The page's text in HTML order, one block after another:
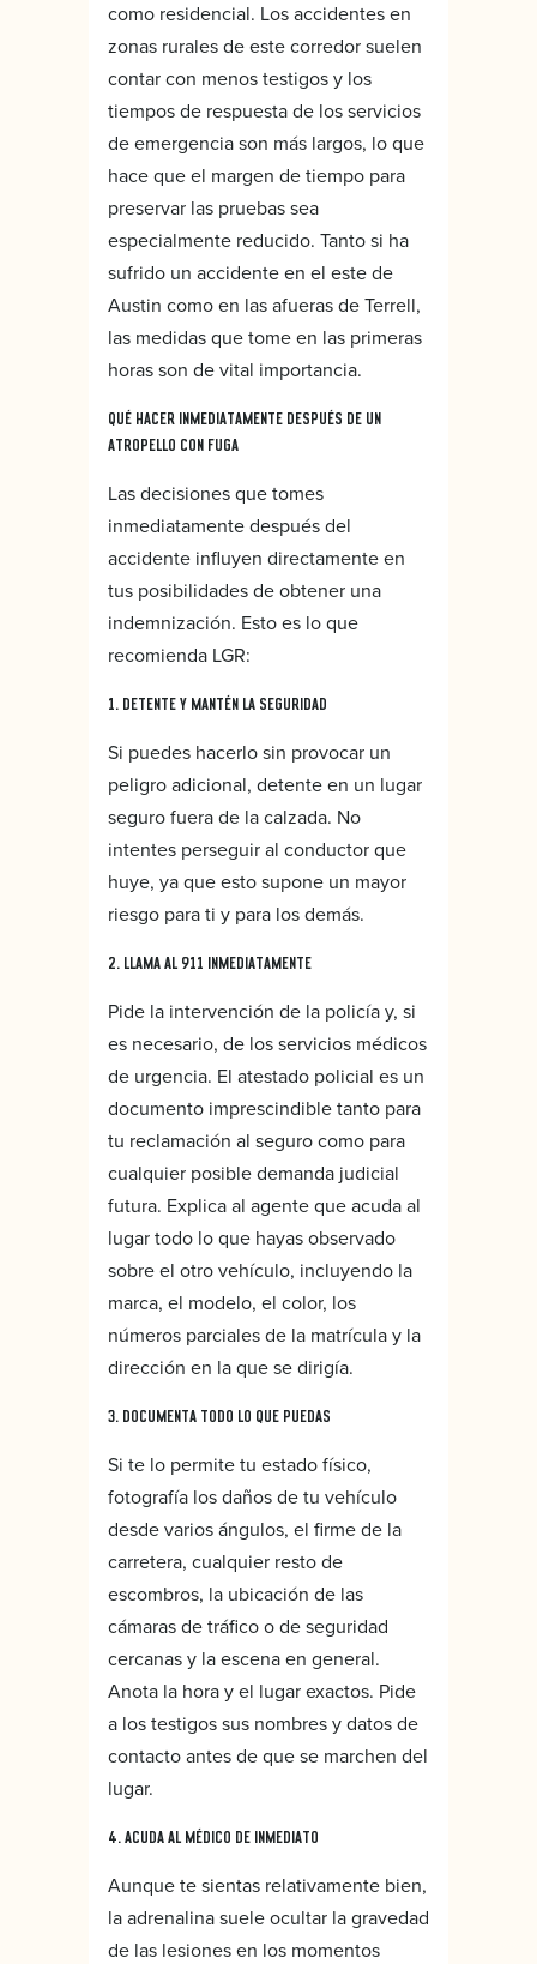
como residencial. Los accidentes en
zonas rurales de este corredor suelen
contar con menos testigos y los
tiempos de respuesta de los servicios
de emergencia son más largos, lo que
hace que el margen de tiempo para
preservar las pruebas sea
especialmente reducido. Tanto si ha
sufrido un accidente en el este de
Austin como en las afueras de Terrell,
las medidas que tome en las primeras
horas son de vital importancia.
QUÉ HACER INMEDIATAMENTE DESPUÉS DE UN
ATROPELLO CON FUGA
Las decisiones que tomes
inmediatamente después del
accidente influyen directamente en
tus posibilidades de obtener una
indemnización. Esto es lo que
recomienda LGR:
1. DETENTE Y MANTÉN LA SEGURIDAD
Si puedes hacerlo sin provocar un
peligro adicional, detente en un lugar
seguro fuera de la calzada. No
intentes perseguir al conductor que
huye, ya que esto supone un mayor
riesgo para ti y para los demás.
2. LLAMA AL 911 INMEDIATAMENTE
Pide la intervención de la policía y, si
es necesario, de los servicios médicos
de urgencia. El atestado policial es un
documento imprescindible tanto para
tu reclamación al seguro como para
cualquier posible demanda judicial
futura. Explica al agente que acuda al
lugar todo lo que hayas observado
sobre el otro vehículo, incluyendo la
marca, el modelo, el color, los
números parciales de la matrícula y la
dirección en la que se dirigía.
3. DOCUMENTA TODO LO QUE PUEDAS
Si te lo permite tu estado físico,
fotografía los daños de tu vehículo
desde varios ángulos, el firme de la
carretera, cualquier resto de
escombros, la ubicación de las
cámaras de tráfico o de seguridad
cercanas y la escena en general.
Anota la hora y el lugar exactos. Pide
a los testigos sus nombres y datos de
contacto antes de que se marchen del
lugar.
4. ACUDA AL MÉDICO DE INMEDIATO
Aunque te sientas relativamente bien,
la adrenalina suele ocultar la gravedad
de las lesiones en los momentos